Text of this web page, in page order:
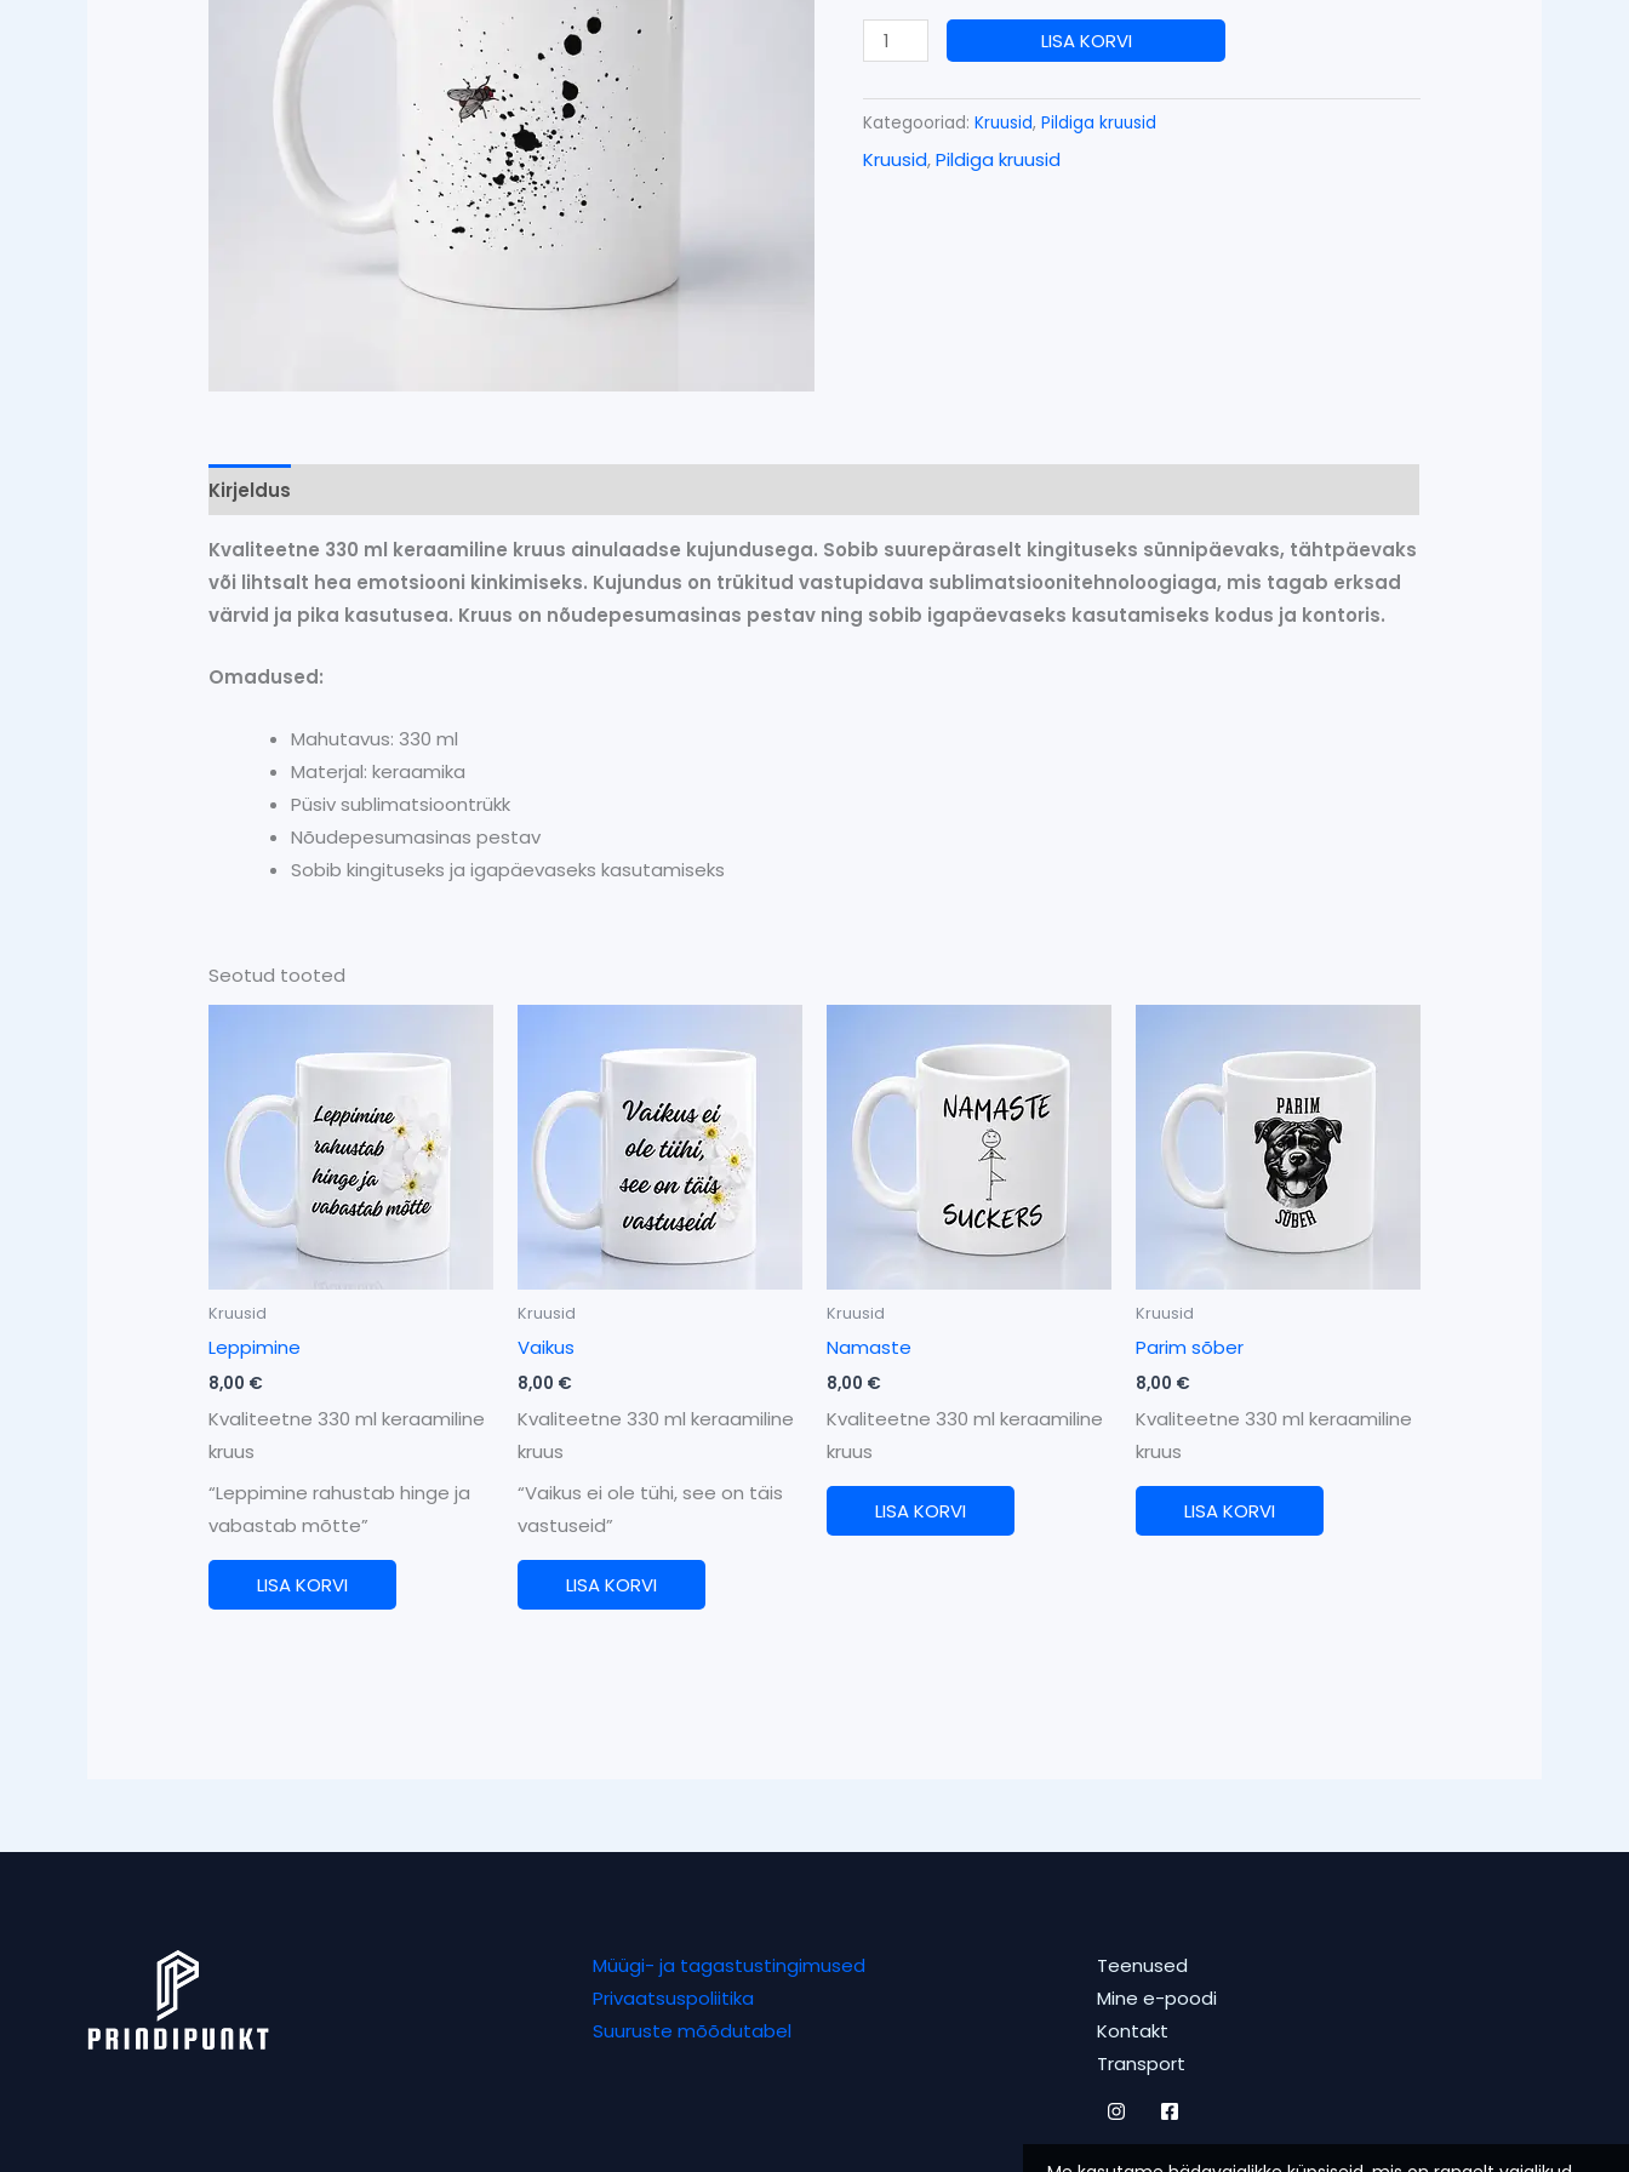
LISA KORVI
Kategooriad: Kruusid, Pildiga kruusid
Kruusid,Pildiga kruusid
Kirjeldus
Kvaliteetne 330 ml keraamiline kruus ainulaadse kujundusega. Sobib suurepäraselt kingituseks sünnipäevaks, tähtpäevaks
või lihtsalt hea emotsiooni kinkimiseks. Kujundus on trükitud vastupidava sublimatsioonitehnoloogiaga, mis tagab erksad
värvid ja pika kasutusea. Kruus on nõudepesumasinas pestav ning sobib igapäevaseks kasutamiseks kodus ja kontoris.
Omadused:
Mahutavus: 330 ml
Materjal: keraamika
Püsiv sublimatsioontrükk
Nõudepesumasinas pestav
Sobib kingituseks ja igapäevaseks kasutamiseks
Seotud tooted
Kruusid
Leppimine
8,00 €
Kvaliteetne 330 ml keraamiline
kruus
“Leppimine rahustab hinge ja
vabastab mõtte”
LISA KORVI
Kruusid
Vaikus
8,00 €
Kvaliteetne 330 ml keraamiline
kruus
“Vaikus ei ole tühi, see on täis
vastuseid”
LISA KORVI
Kruusid
Namaste
8,00 €
Kvaliteetne 330 ml keraamiline
kruus
LISA KORVI
Kruusid
Parim sõber
8,00 €
Kvaliteetne 330 ml keraamiline
kruus
LISA KORVI
Müügi- ja tagastustingimused
Privaatsuspoliitika
Suuruste mõõdutabel
Teenused
Mine e-poodi
Kontakt
Transport